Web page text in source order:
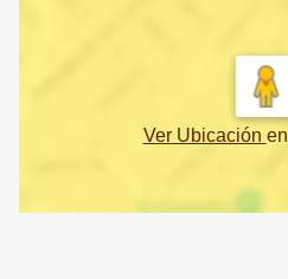
Ver Ubicación en